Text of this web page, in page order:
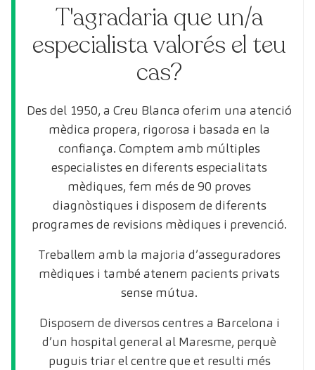
T'agradaria que un/a
especialista valorés el teu
cas?
Des del 1950, a Creu Blanca oferim una atenció
mèdica propera, rigorosa i basada en la
confiança. Comptem amb múltiples
especialistes en diferents especialitats
mèdiques, fem més de 90 proves
diagnòstiques i disposem de diferents
programes de revisions mèdiques i prevenció.
Treballem amb la majoria d’asseguradores
mèdiques i també atenem pacients privats
sense mútua.
Disposem de diversos centres a Barcelona i
d’un hospital general al Maresme, perquè
puguis triar el centre que et resulti més